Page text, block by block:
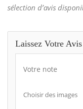
sélection d’avis
Laissez Votre Avis
Votre note
Choisir des images